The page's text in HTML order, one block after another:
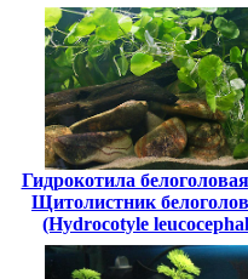
Гидрокотила
Щитолистник
(Hydrocotyle